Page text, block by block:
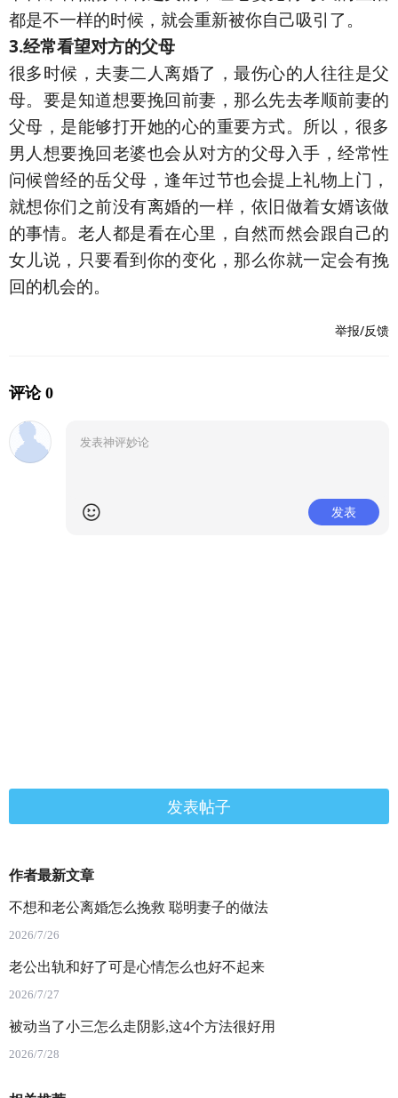
都是不一样的时候，就会重新被你自己吸引了。
3.经常看望对方的父母
很多时候，夫妻二人离婚了，最伤心的人往往是父
母。要是知道想要挽回前妻，那么先去孝顺前妻的
父母，是能够打开她的心的重要方式。所以，很多
男人想要挽回老婆也会从对方的父母入手，经常性
问候曾经的岳父母，逢年过节也会提上礼物上门，
就想你们之前没有离婚的一样，依旧做着女婿该做
的事情。老人都是看在心里，自然而然会跟自己的
女儿说，只要看到你的变化，那么你就一定会有挽
回的机会的。
举报/反馈
评论 0
发表
发表帖子
作者最新文章
不想和老公离婚怎么挽救 聪明妻子的做法
2026/7/26
老公出轨和好了可是心情怎么也好不起来
2026/7/27
被动当了小三怎么走阴影,这4个方法很好用
2026/7/28